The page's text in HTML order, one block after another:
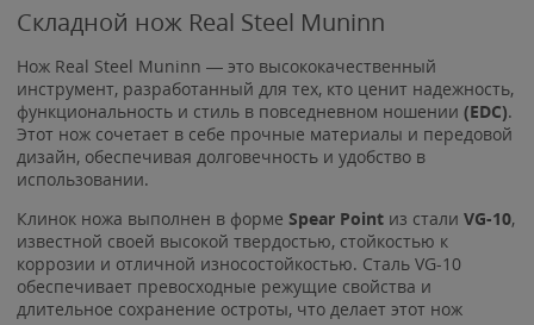
Складной нож Real Steel Muninn
Нож Real Steel Muninn — это высококачественный
инструмент, разработанный для тех, кто ценит надежность,
функциональность и стиль в повседневном ношении (EDC).
Этот нож сочетает в себе прочные материалы и передовой
дизайн, обеспечивая долговечность и удобство в
использовании.
Клинок ножа выполнен в форме Spear Point из стали VG-10,
известной своей высокой твердостью, стойкостью к
коррозии и отличной износостойкостью. Сталь VG-10
обеспечивает превосходные режущие свойства и
длительное сохранение остроты, что делает этот нож